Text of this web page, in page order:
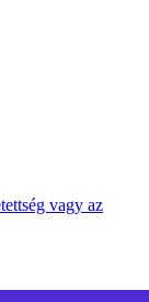
vagy az